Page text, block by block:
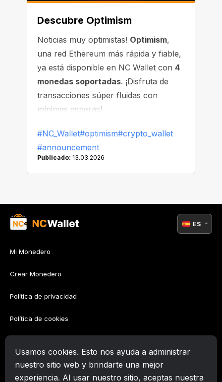
Usamos cookies. Esto nos ayuda a administrar
nuestro sitio web y brindarte una mejor
experiencia. Al usar nuestro sitio, aceptas nuestra
Descubre Optimism
Noticias muy optimistas! Optimism,
una red Ethereum más rápida y fiable,
ya está disponible en NC Wallet con 4
monedas soportadas. ¡Disfruta de
transacciones súper fluidas con
mínimas esperas!
#NC_Wallet#optimism#crypto_wallet
#announcement
Publicado: 13.03.2026
Mi Monedero
Crear Monedero
Política de privacidad
Política de cookies
Términos de uso
ES